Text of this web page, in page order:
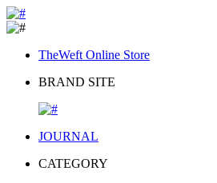
TheWeft Online Store
BRAND SITE
JOURNAL
CATEGORY